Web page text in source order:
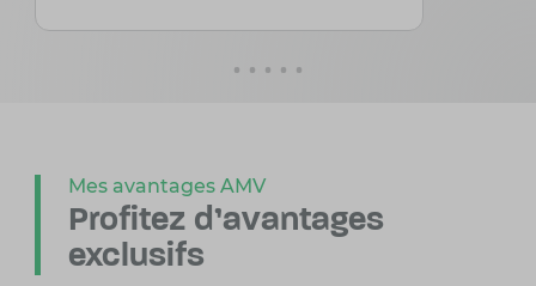
Mes avantages AMV
Profitez d'avantages
exclusifs